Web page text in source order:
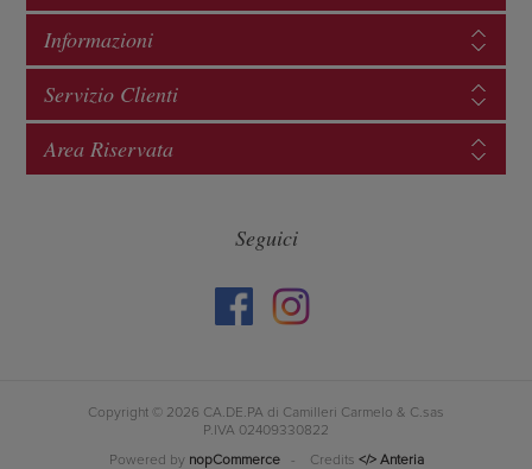
Informazioni
Servizio Clienti
Area Riservata
Seguici
Copyright © 2026 CA.DE.PA di Camilleri Carmelo & C.sas
P.IVA 02409330822
Powered by nopCommerce- Credits </> Anteria